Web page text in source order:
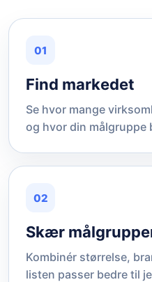
01
Find markedet
Se hvor mange
og hvor din målgruppe
02
Skær
Kombinér størrelse,
listen passer bedre til